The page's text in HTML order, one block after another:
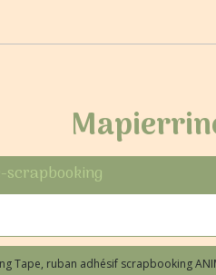
scrapbooking
Tape, ruban adhésif scrapbooking